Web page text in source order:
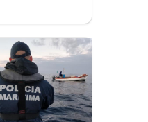
contraditória"
sobre
evolução
turística